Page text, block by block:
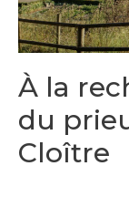
À la
du
Cloître